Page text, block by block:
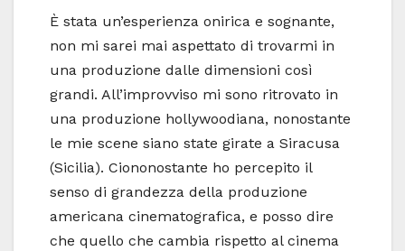
È stata un’esperienza onirica e sognante,
non mi sarei mai aspettato di trovarmi in
una produzione dalle dimensioni così
grandi. All’improvviso mi sono ritrovato in
una produzione hollywoodiana, nonostante
le mie scene siano state girate a Siracusa
(Sicilia). Ciononostante ho percepito il
senso di grandezza della produzione
americana cinematografica, e posso dire
che quello che cambia rispetto al cinema